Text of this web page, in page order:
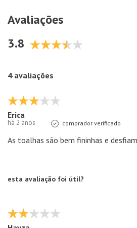
Avaliações
3.8
4 avaliações
Erica
há 2 anos comprador verificado
As toalhas são bem fininhas e
esta avaliação foi útil?